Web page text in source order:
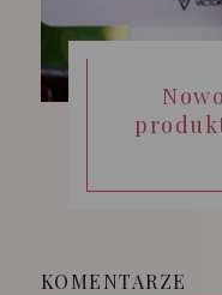
KOMENTARZE